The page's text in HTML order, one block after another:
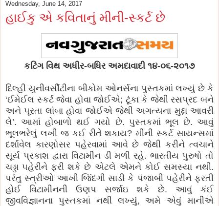
Wednesday, June 14, 2017
હાઈકુ એ કવિતાનું મીની-સ્કર્ટ છે
કટિંગ વિથ અધીર-બધિર અમદાવાદી ૧૪-૦૬-૨૦૧૭
દિલ્હી યુનીવર્સીટીના બીકોમ ઓનર્સના પુસ્તકમાં લખ્યું છે કે
‘ઈમેઈલ સ્કર્ટ જેવા હોવા જોઈએ; ટૂંકા કે જેથી રસપ્રદ બને
અને પૂરતા લાંબા હોવા જોઈએ જેથી અગત્યના મુદ્દા આવરી
લે’. આમાં હોબાળો થઈ ગયો છે. પુસ્તકમાં ભૂલ છે. આવું
ભૂલભરેલું લખી જ કઈ રીતે શકાય? મીની સ્કર્ટ સાયન્સમાં
દર્શાવેલ કારણોસર પહેરવામાં આવે છે જેથી કરીને ત્વચાને
સૂર્ય પ્રકાશ દ્વારા વિટામીન ડી મળી રહે. ભારતીય પુરુષો તો
ચડ્ડા પહેરીને ફરી શકે છે એટલે એમને કોઈ સમસ્યા નથી.
પરંતુ સ્ત્રીઓ આખી જિંદગી સાડી કે પંજાબી પહેરીને ફરતી
હોઈ વિટામીનની ઉણપ સર્જાઇ શકે છે. આવું કંઈ
જીવવિજ્ઞાનના પુસ્તકમાં નથી લખ્યું, અમે એવું માનીએ